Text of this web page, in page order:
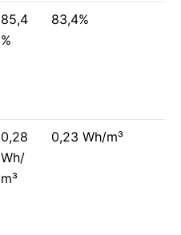
85,4
%
83,4%
0,28
Wh/
m³
0,23 Wh/m³